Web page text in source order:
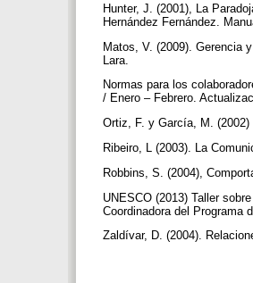
Hunter, J. (2001), La
Hernández Fernández.
Matos, V. (2009). Gerencia
Lara.
Normas para los
/ Enero – Febrero.
Ortiz, F. y García, M.
Ribeiro, L (2003). La
Robbins, S. (2004),
UNESCO (2013) Taller
Coordinadora del Programa
Zaldívar, D. (2004).